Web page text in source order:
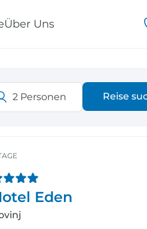
Über Uns
2 Personen Reise
Eden